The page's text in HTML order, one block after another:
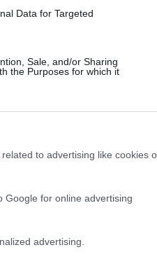
Data for Targeted
Sale, and/or Sharing
the Purposes for which it
to advertising like cookies
Google for online advertising
advertising.